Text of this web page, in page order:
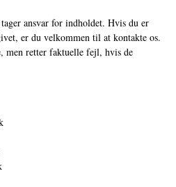
ansvar for indholdet. Hvis du er
er du velkommen til at kontakte os.
retter faktuelle fejl, hvis de